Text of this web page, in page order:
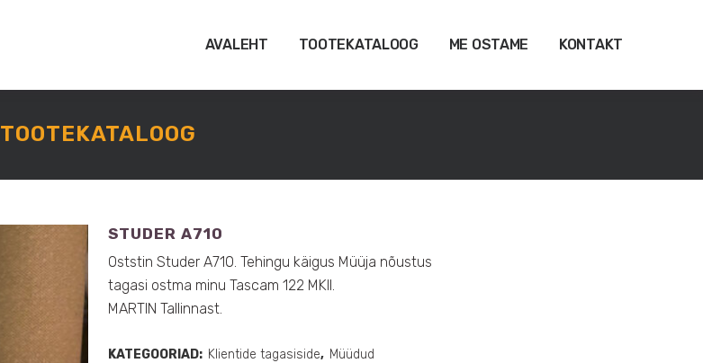
AVALEHT TOOTEKATALOOG ME OSTAME KONTAKT
TOOTEKATALOOG
STUDER A710
Oststin Studer A710. Tehingu käigus Müüja nõustus
tagasi ostma minu Tascam 122 MKII.
MARTIN Tallinnast.
KATEGOORIAD: Klientide tagasiside, Müüdud